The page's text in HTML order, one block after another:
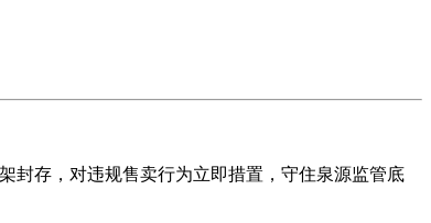
存，对违规售卖行为立即措置，守住泉源监管底